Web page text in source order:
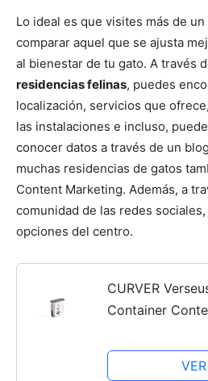
Lo ideal es que visites más de
comparar aquel que se ajusta
al bienestar de tu gato. A través
residencias felinas, puedes
localización, servicios que
las instalaciones e incluso,
conocer datos a través de un
muchas residencias de gatos
Content Marketing. Además, a
comunidad de las redes
opciones del centro.
CURVER
Container